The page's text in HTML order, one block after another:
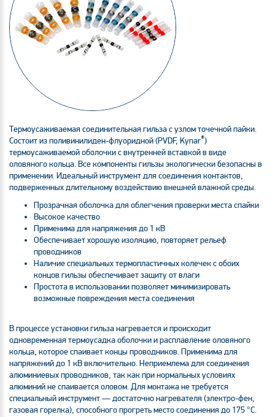
Термоусаживаемая соединительная гильза с узлом точечной пайки.
Состоит из поливинилиден-флуоридной (PVDF, Kynar®)
термоусаживаемой оболочки с внутренней вставкой в виде
оловяного кольца. Все компоненты гильзы экологически безопасны в
применении. Идеальный инструмент для соединения контактов,
подверженных длительному воздействию внешней влажной среды.
Прозрачная оболочка для облегчения проверки места спайки
Высокое качество
Применима для напряжения до 1 кВ
Обеспечивает хорошую изоляцию, повторяет рельеф
проводников
Наличие специальных термопластичных колечек с обоих
концов гильзы обеспечивает защиту от влаги
Простота в использовании позволяет минимизировать
возможные повреждения места соединения
В процессе установки гильза нагревается и происходит
одновременная термоусадка оболочки и расплавление оловяного
кольца, которое спаивает концы проводников. Применима для
напряжений до 1 кВ включительно. Неприемлема для соединения
алюминиевых проводников, так как при нормальных условиях
алюминий не спаивается оловом. Для монтажа не требуется
специальный инструмент — достаточно нагревателя (электро-фен,
газовая горелка), способного прогреть место соединения до 175 °C.